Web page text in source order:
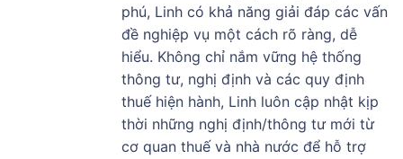
phú, Linh có khả năng giải đáp các vấn
đề nghiệp vụ một cách rõ ràng, dễ
hiểu. Không chỉ nắm vững hệ thống
thông tư, nghị định và các quy định
thuế hiện hành, Linh luôn cập nhật kịp
thời những nghị định/thông tư mới từ
cơ quan thuế và nhà nước để hỗ trợ